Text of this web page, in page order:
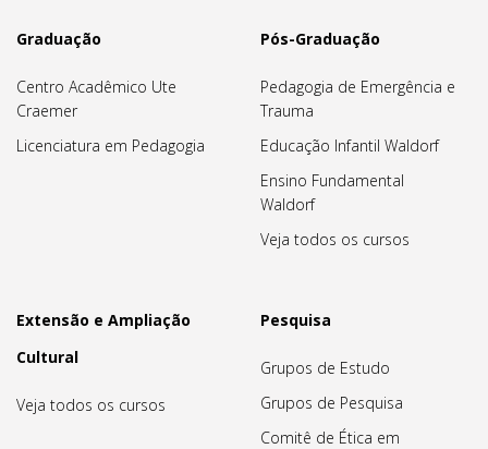
Graduação
Centro Acadêmico Ute
Craemer
Licenciatura em Pedagogia
Pós-Graduação
Pedagogia de Emergência e
Trauma
Educação Infantil Waldorf
Ensino Fundamental
Waldorf
Veja todos os cursos
Extensão e Ampliação
Cultural
Veja todos os cursos
Pesquisa
Grupos de Estudo
Grupos de Pesquisa
Comitê de Ética em